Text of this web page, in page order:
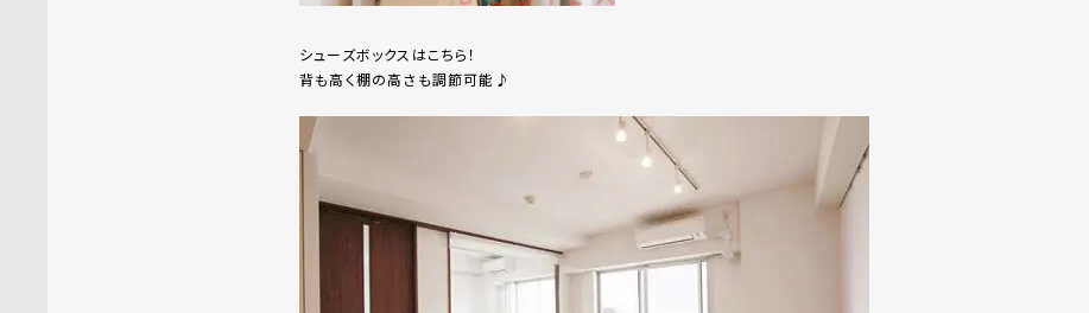
シューズボックスはこちら！
背も高く棚の高さも調節可能♪